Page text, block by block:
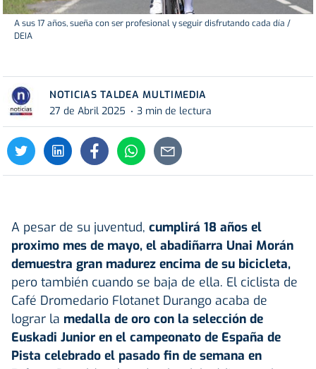
A sus 17 años, sueña con ser profesional y seguir disfrutando cada día /
DEIA
NOTICIAS TALDEA MULTIMEDIA
27 de Abril 2025
3 min de lectura
A pesar de su juventud, cumplirá 18 años el
proximo mes de mayo, el abadiñarra Unai Morán
demuestra gran madurez encima de su bicicleta,
pero también cuando se baja de ella. El ciclista de
Café Dromedario Flotanet Durango acaba de
lograr la medalla de oro con la selección de
Euskadi Junior en el campeonato de España de
Pista celebrado el pasado fin de semana en